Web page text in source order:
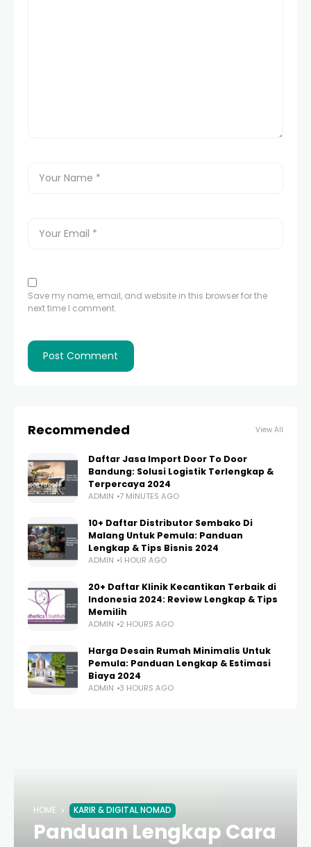
Save my name, email, and website in this browser for the
next time I comment.
Recommended View All
Daftar Jasa Import Door To Door
Bandung: Solusi Logistik Terlengkap &
Terpercaya 2024
ADMIN 7 MINUTES AGO
10+ Daftar Distributor Sembako Di
Malang Untuk Pemula: Panduan
Lengkap & Tips Bisnis 2024
ADMIN 1 HOUR AGO
20+ Daftar Klinik Kecantikan Terbaik di
Indonesia 2024: Review Lengkap & Tips
Memilih
ADMIN 2 HOURS AGO
Harga Desain Rumah Minimalis Untuk
Pemula: Panduan Lengkap & Estimasi
Biaya 2024
ADMIN 3 HOURS AGO
HOME KARIR & DIGITAL NOMAD
Panduan Lengkap Cara